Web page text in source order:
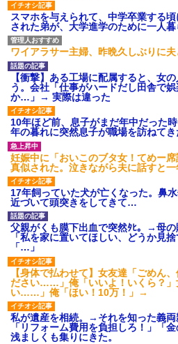
スマホを与えられて、中学卒業する
された弟が、大学進学のために一人暮
ワイアラサー主婦、昨晩久しぶりに
【衝撃】ある工場に配属すると、女
う。会社「仕事がハードだし田舎で
か…」→ 実際は違った
10年ほど前、息子がまだ年中だった
年の暮れに突然息子が職場を訪ねてき
妊娠中に「おいこのブタ女！てめー
真似された。泣きながら夫に話すと
17年飼っていた犬が亡くなった。鼻
近づいて頭突きをしてきて…
父親がくも膜下出血で突然ﾀﾋ。→母
「私を家に置いてほしい、どうか見
「…」
【身体で払わせて】女友達「ごめん
ださい……」俺「いいよ！いくら？」
い……」俺「ほい！10万！」→
私が遺産を相続。→それを知った義両
「リフォーム費用を負担しろ！」「
浅ましくも集りにきた。